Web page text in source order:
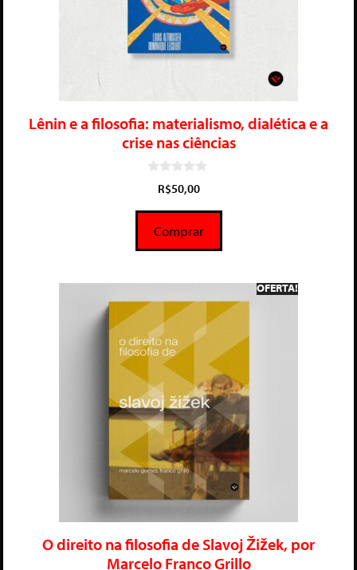
Lênin e a filosofia: materialismo, dialética e a
crise nas ciências
5
R$50,00
Comprar
OFERTA!
O direito na filosofia de Slavoj Žižek, por
Marcelo Franco Grillo